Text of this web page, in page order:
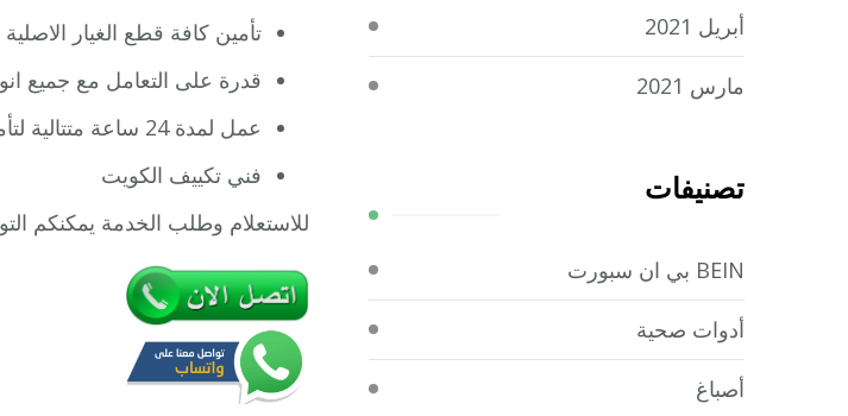
تأمين كافة قطع الغيار
قدرة على التعامل مع جميع
عمل لمدة 24 ساعة متتالية لتأمين كافة متطلباتكم اعزائي العملاء.
فني تكييف الكويت
للاستعلام وطلب الخدمة يمكنكم
أبريل 2021
مارس 2021
تصنيفات
BEIN بي ان سبورت
أدوات صحية
أصباغ